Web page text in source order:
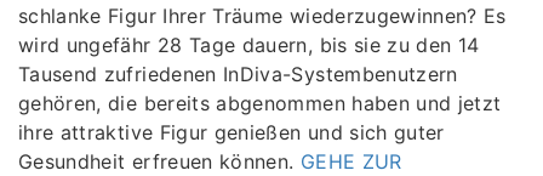
schlanke Figur Ihrer Träume wiederzugewinnen? Es
wird ungefähr 28 Tage dauern, bis sie zu den 14
Tausend zufriedenen InDiva-Systembenutzern
gehören, die bereits abgenommen haben und jetzt
ihre attraktive Figur genießen und sich guter
Gesundheit erfreuen können. GEHE ZUR